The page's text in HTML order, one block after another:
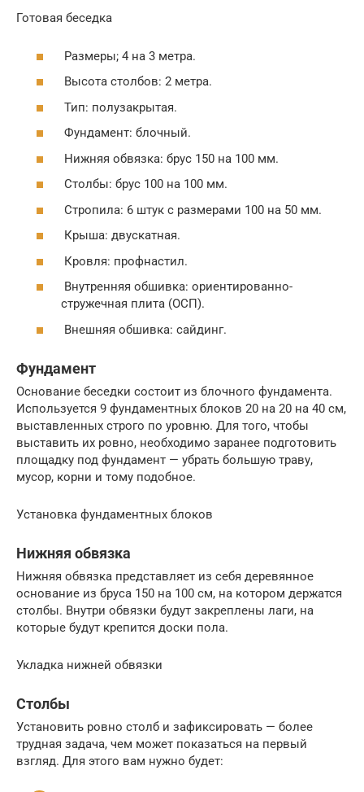
Готовая беседка
Размеры; 4 на 3 метра.
Высота столбов: 2 метра.
Тип: полузакрытая.
Фундамент: блочный.
Нижняя обвязка: брус 150 на 100 мм.
Столбы: брус 100 на 100 мм.
Стропила: 6 штук с размерами 100 на 50 мм.
Крыша: двускатная.
Кровля: профнастил.
Внутренняя обшивка: ориентированно-
стружечная плита (ОСП).
Внешняя обшивка: сайдинг.
Фундамент
Основание беседки состоит из блочного фундамента.
Используется 9 фундаментных блоков 20 на 20 на 40 см,
выставленных строго по уровню. Для того, чтобы
выставить их ровно, необходимо заранее подготовить
площадку под фундамент — убрать большую траву,
мусор, корни и тому подобное.
Установка фундаментных блоков
Нижняя обвязка
Нижняя обвязка представляет из себя деревянное
основание из бруса 150 на 100 см, на котором держатся
столбы. Внутри обвязки будут закреплены лаги, на
которые будут крепится доски пола.
Укладка нижней обвязки
Столбы
Установить ровно столб и зафиксировать — более
трудная задача, чем может показаться на первый
взгляд. Для этого вам нужно будет: